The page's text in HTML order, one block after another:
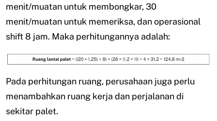
menit/muatan untuk membongkar, 30
menit/muatan untuk memeriksa, dan operasional
shift 8 jam. Maka perhitungannya adalah:
Pada perhitungan ruang, perusahaan juga perlu
menambahkan ruang kerja dan perjalanan di
sekitar palet.